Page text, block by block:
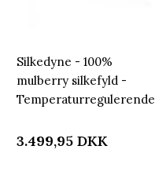
Silkedyne - 100%
mulberry silkefyld -
Temperaturregulerende
Nordstrand Home
3.499,95 DKK